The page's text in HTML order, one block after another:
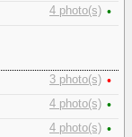
4 photo(s) •
3 photo(s) •
4 photo(s) •
4 photo(s) •